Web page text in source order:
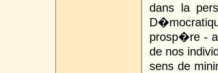
dans la
prosp�re -
de nos
sens de